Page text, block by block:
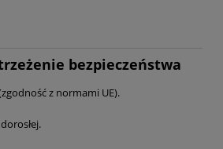
bezpieczeństwa
z normami UE).